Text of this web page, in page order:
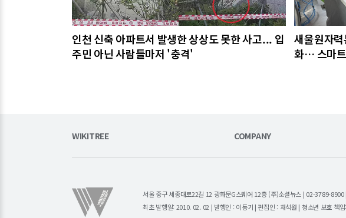
인천 신축 아파트서 발생한 상상도 못한 사고... 입
주민 아닌 사람들마저 '충격'
새울원자
화… 스마
WIKITREE COMPANY
서울 중구 세종대로22길 12 광화문G스퀘어 12층 (주)소셜뉴스 | 02-3789-
최초 발행일: 2010. 02. 02 | 발행인 : 이동기 | 편집인 : 채석원 | 청소년 보호 책